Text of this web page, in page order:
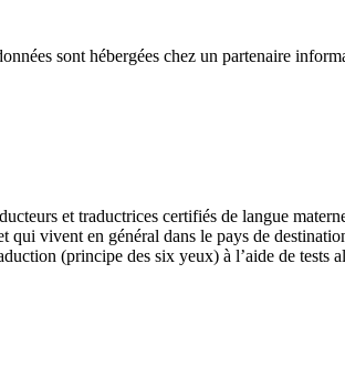
sont hébergées chez un partenaire
et traductrices certifiés de langue
vivent en général dans le pays de
(principe des six yeux) à l’aide de tests